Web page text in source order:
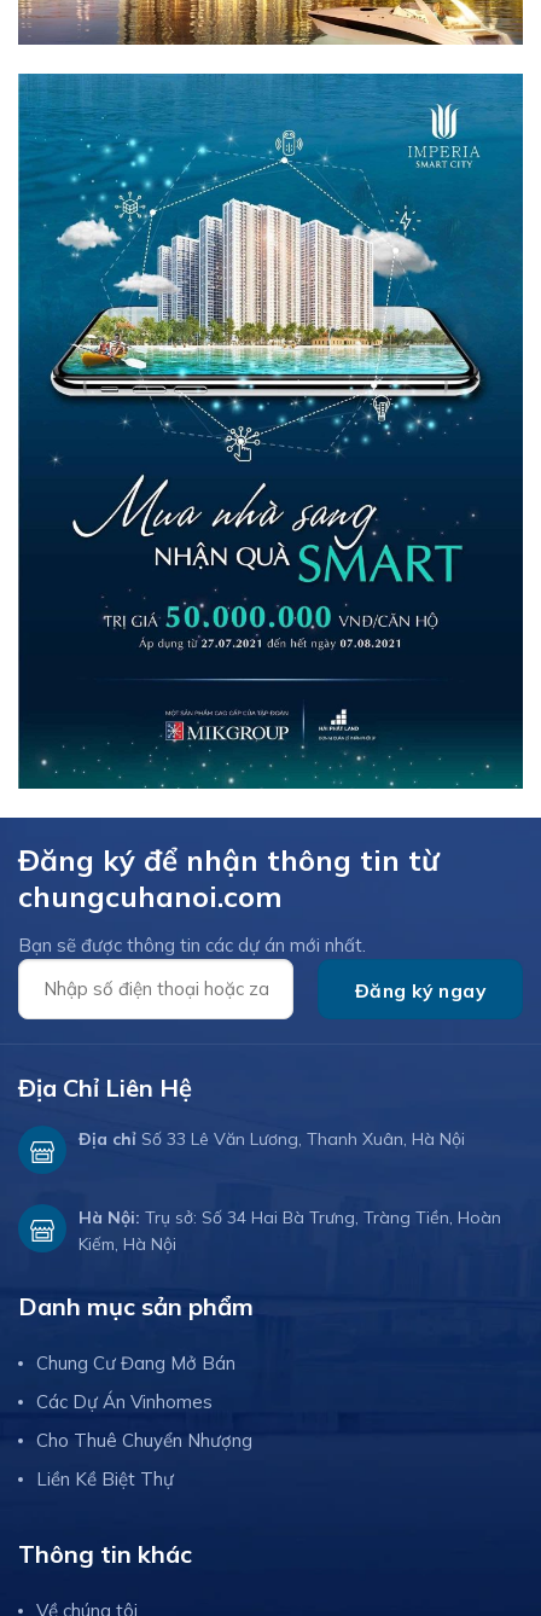
Đăng ký để nhận thông tin từ
chungcuhanoi.com
Bạn sẽ được thông tin các dự án mới nhất.
Địa Chỉ Liên Hệ
Địa chỉ Số 33 Lê Văn Lương, Thanh Xuân, Hà Nội
Hà Nội: Trụ sở: Số 34 Hai Bà Trưng, Tràng Tiền, Hoàn
Kiếm, Hà Nội
Danh mục sản phẩm
Chung Cư Đang Mở Bán
Các Dự Án Vinhomes
Cho Thuê Chuyển Nhượng
Liền Kề Biệt Thự
Thông tin khác
Về chúng tôi